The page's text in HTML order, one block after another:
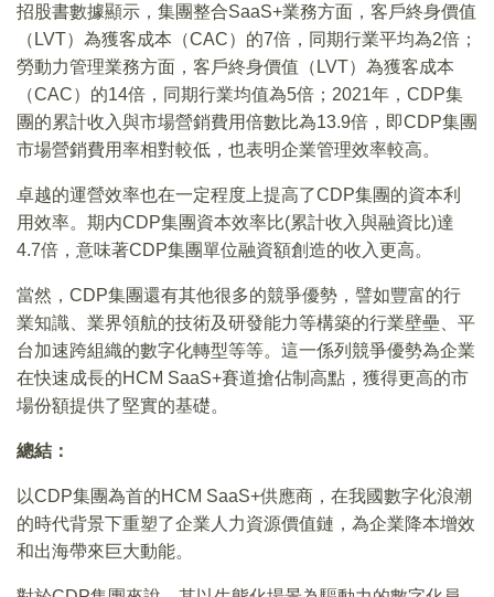
招股書數據顯示，集團整合SaaS+業務方面，客戶終身價值
（LVT）為獲客成本（CAC）的7倍，同期行業平均為2倍；
勞動力管理業務方面，客戶終身價值（LVT）為獲客成本
（CAC）的14倍，同期行業均值為5倍；2021年，CDP集
團的累計收入與市場營銷費用倍數比為13.9倍，即CDP集團
市場營銷費用率相對較低，也表明企業管理效率較高。
卓越的運營效率也在一定程度上提高了CDP集團的資本利
用效率。期内CDP集團資本效率比(累計收入與融資比)達
4.7倍，意味著CDP集團單位融資額創造的收入更高。
當然，CDP集團還有其他很多的競爭優勢，譬如豐富的行
業知識、業界領航的技術及研發能力等構築的行業壁壘、平
台加速跨組織的數字化轉型等等。這一係列競爭優勢為企業
在快速成長的HCM SaaS+賽道搶佔制高點，獲得更高的市
場份額提供了堅實的基礎。
總結：
以CDP集團為首的HCM SaaS+供應商，在我國數字化浪潮
的時代背景下重塑了企業人力資源價值鏈，為企業降本增效
和出海帶來巨大動能。